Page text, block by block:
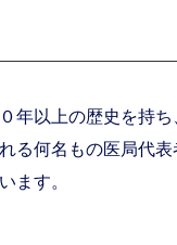
年以上の歴史を持
る何名もの医局代
ます。